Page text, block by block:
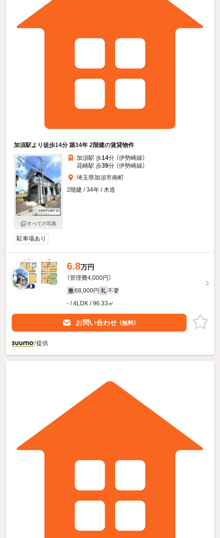
加須駅より徒歩14分 築34年 2階建の賃貸物件
すべての写真
加須駅 歩14分 （伊勢崎線）
花崎駅 歩39分 （伊勢崎線）
埼玉県加須市南町
2階建 / 34年 / 木造
駐車場あり
6.8万円
（管理費4,000円）
敷 68,000円 礼 不要
- / 4LDK / 96.33㎡
お問い合わせ （無料）
提供